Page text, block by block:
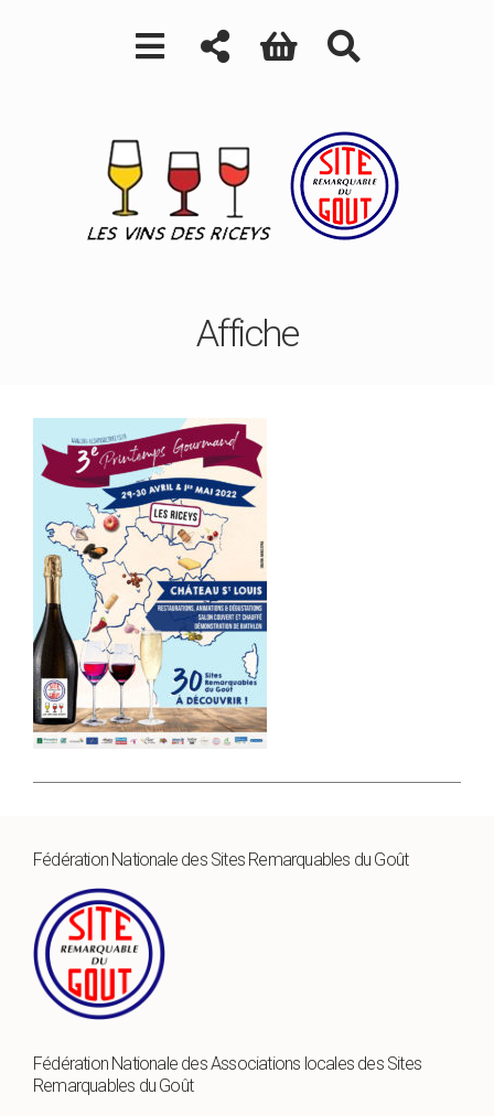
Affiche
Fédération Nationale des Sites Remarquables du Goût
Fédération Nationale des Associations locales des Sites
Remarquables du Goût